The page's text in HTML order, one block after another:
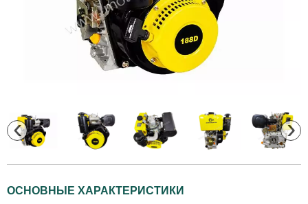
‹ ›
ОСНОВНЫЕ ХАРАКТЕРИСТИКИ